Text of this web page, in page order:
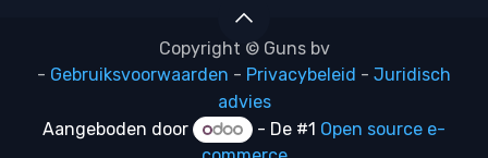
Copyright © Guns bv
- Gebruiksvoorwaarden - Privacybeleid - Juridisch
advies
Aangeboden door
- De #1 Open source e-